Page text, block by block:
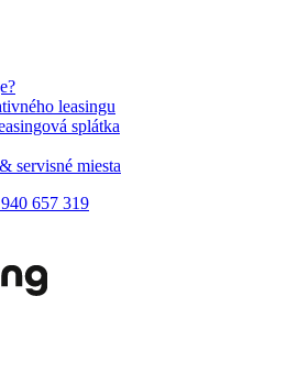
leasingu
splátka
servisné miesta
657 319